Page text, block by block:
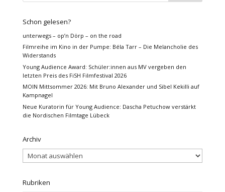
Schon gelesen?
unterwegs – op’n Dörp – on the road
Filmreihe im Kino in der Pumpe: Béla Tarr – Die Melancholie des
Widerstands
Young Audience Award: Schüler:innen aus MV vergeben den
letzten Preis des FiSH Filmfestival 2026
MOIN Mittsommer 2026: Mit Bruno Alexander und Sibel Kekilli auf
Kampnagel
Neue Kuratorin für Young Audience: Dascha Petuchow verstärkt
die Nordischen Filmtage Lübeck
Archiv
Archiv
Rubriken